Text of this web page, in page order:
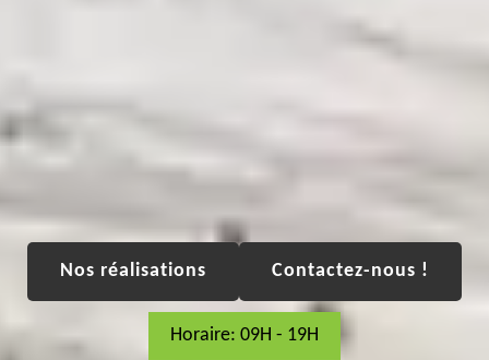
Nos réalisations Contactez-nous !
Horaire: 09H - 19H